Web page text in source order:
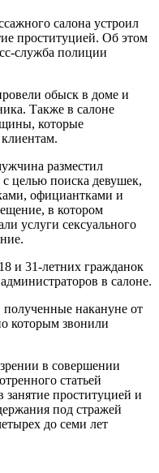
салона устроил
проституцией. Об этом
служба полиции
обыск в доме и
Также в салоне
которые
разместил
целью поиска девушек,
официантками и
в котором
услуги сексуального
и 31-летних гражданок
в салоне.
накануне от
которым звонили
в совершении
статьей
занятие проституцией и
под стражей
до семи лет